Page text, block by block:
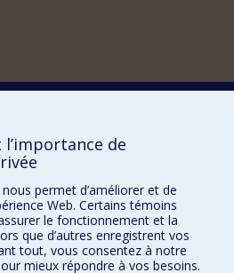
l’importance de
permet d’améliorer et de
Web. Certains témoins
le fonctionnement et la
que d’autres enregistrent vos
tout, vous consentez à notre
mieux répondre à vos besoins.